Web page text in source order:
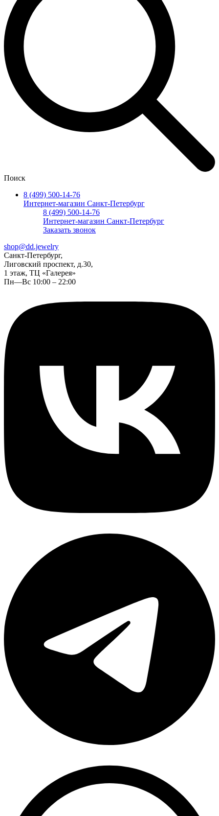
Поиск
8 (499) 500-14-76
Интернет-магазин Санкт-Петербург
8 (499) 500-14-76
Интернет-магазин Санкт-Петербург
Заказать звонок
shop@dd.jewelry
Санкт-Петербург,
Лиговский проспект, д.30,
1 этаж, ТЦ «Галерея»
Пн—Вс 10:00 – 22:00